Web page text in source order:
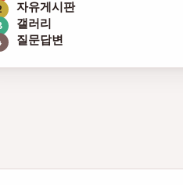
자유게시판
갤러리
질문답변